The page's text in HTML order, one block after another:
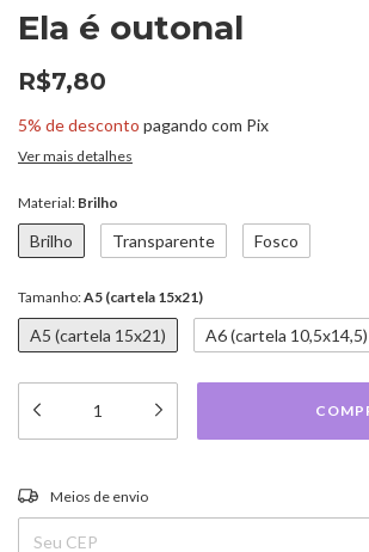
Ela é outonal
R$7,80
5% de desconto pagando com Pix
Ver mais detalhes
Material: Brilho
Brilho Transparente Fosco
Tamanho:A5 (cartela 15x21)
A5 (cartela 15x21) A6 (cartela 10,5x14,5)
Entregas para o CEP:
Meios de envio